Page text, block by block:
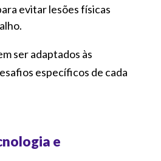
evitar lesões físicas
ser adaptados às
específicos de cada
e